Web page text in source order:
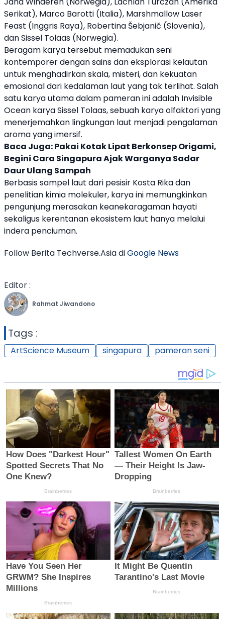
Serikat), Marco Barotti (Italia), Marshmallow Laser
Feast (Inggris Raya), Robertina Šebjanič (Slovenia),
dan Sissel Tolaas (Norwegia).
Beragam karya tersebut memadukan seni
kontemporer dengan sains dan eksplorasi kelautan
untuk menghadirkan skala, misteri, dan kekuatan
emosional dari kedalaman laut yang tak terlihat. Salah
satu karya utama dalam pameran ini adalah Invisible
Ocean karya Sissel Tolaas, sebuah karya olfaktori yang
menerjemahkan lingkungan laut menjadi pengalaman
aroma yang imersif.
Baca Juga:Pakai Kotak Lipat Berkonsep Origami,
Begini Cara Singapura Ajak Warganya Sadar
Daur Ulang Sampah
Berbasis sampel laut dari pesisir Kosta Rika dan
penelitian kimia molekuler, karya ini memungkinkan
pengunjung merasakan keanekaragaman hayati
sekaligus kerentanan ekosistem laut hanya melalui
indera penciuman.
Follow Berita Techverse.Asia diGoogle News
Editor :
Rahmat Jiwandono
Tags :
ArtScience Museum singapura pameran seni